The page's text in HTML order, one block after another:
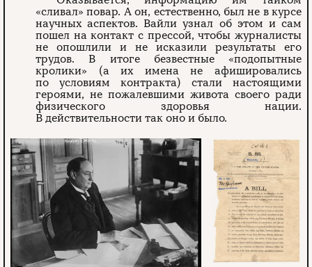
«сливал» повар. А он, естественно, был не в курсе
научных аспектов. Вайли узнал об этом и сам
пошел на контакт с прессой, чтобы журналисты
не опошлили и не исказили результаты его
трудов. В итоге безвестные «подопытные
кролики» (а их имена не афишировались
по условиям контракта) стали настоящими
героями, не пожалевшими живота своего ради
физического здоровья нации.
В действительности так оно и было.